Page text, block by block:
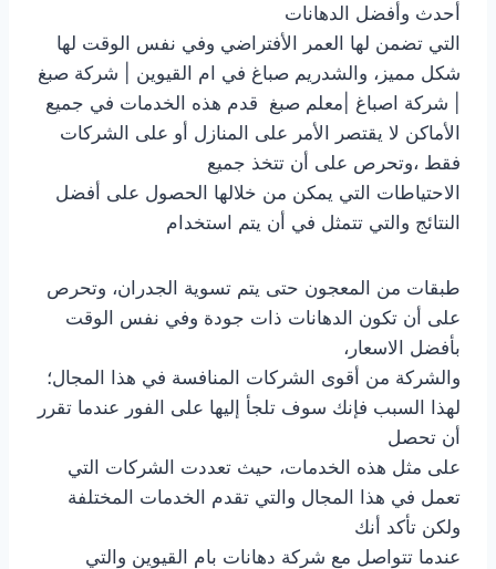
أحدث وأفضل الدهانات
التي تضمن لها العمر الأفتراضي وفي نفس الوقت لها
شكل مميز، والشدريم صباغ في ام القيوين | شركة صبغ
| شركة اصباغ |معلم صبغ قدم هذه الخدمات في جميع
الأماكن لا يقتصر الأمر على المنازل أو على الشركات
فقط ،وتحرص على أن تتخذ جميع
الاحتياطات التي يمكن من خلالها الحصول على أفضل
النتائج والتي تتمثل في أن يتم استخدام
طبقات من المعجون حتى يتم تسوية الجدران، وتحرص
على أن تكون الدهانات ذات جودة وفي نفس الوقت
بأفضل الاسعار،
والشركة من أقوى الشركات المنافسة في هذا المجال؛
لهذا السبب فإنك سوف تلجأ إليها على الفور عندما تقرر
أن تحصل
على مثل هذه الخدمات، حيث تعددت الشركات التي
تعمل في هذا المجال والتي تقدم الخدمات المختلفة
ولكن تأكد أنك
عندما تتواصل مع شركة دهانات بام القيوين والتي